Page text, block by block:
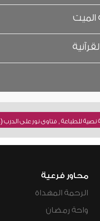
, فتاوى نور على الدرب (504) للشيخ : عبد العزيز بن باز
محاور فرعية
الرحمة المهداة
واحة رمضان